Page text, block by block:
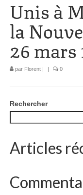
1302 à
1505 à
1701 à
1901 à
1950 à
Diocèses et
HGL: 498
Unis à
la
26 mars
par Florent | | 0
Rechercher
Articles